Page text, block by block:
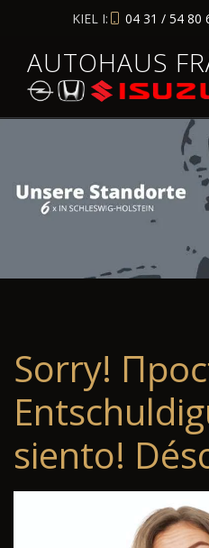
KIEL I: 04 31 / 54 80
AUTOHAUS
Sorry!
siento!